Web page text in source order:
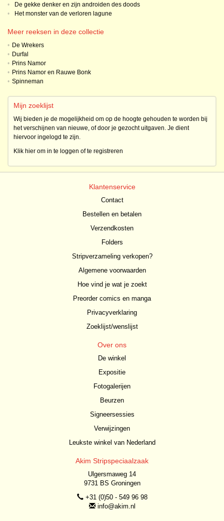
•
De gekke denker en zijn androiden des doods
•
Het monster van de verloren lagune
Meer reeksen in deze collectie
• De Wrekers
• Durfal
• Prins Namor
• Prins Namor en Rauwe Bonk
• Spinneman
Mijn zoeklijst
Wij bieden je de mogelijkheid om op de hoogte gehouden te worden bij
het verschijnen van nieuwe, of door je gezocht uitgaven. Je dient
hiervoor ingelogd te zijn.
Klik hier om in te loggen of te registreren
Klantenservice
Contact
Bestellen en betalen
Verzendkosten
Folders
Stripverzameling verkopen?
Algemene voorwaarden
Hoe vind je wat je zoekt
Preorder comics en manga
Privacyverklaring
Zoeklijst/wenslijst
Over ons
De winkel
Expositie
Fotogalerijen
Beurzen
Signeersessies
Verwijzingen
Leukste winkel van Nederland
Akim Stripspeciaalzaak
Ulgersmaweg 14
9731 BS Groningen
+31 (0)50 - 549 96 98
info@akim.nl